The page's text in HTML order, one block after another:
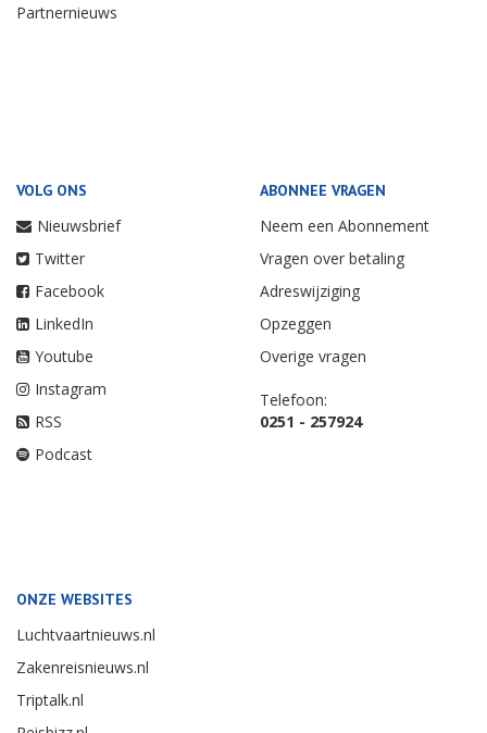
Partnernieuws
VOLG ONS
Nieuwsbrief
Twitter
Facebook
LinkedIn
Youtube
Instagram
RSS
Podcast
ABONNEE VRAGEN
Neem een Abonnement
Vragen over betaling
Adreswijziging
Opzeggen
Overige vragen
Telefoon:
0251 - 257924
ONZE WEBSITES
Luchtvaartnieuws.nl
Zakenreisnieuws.nl
Triptalk.nl